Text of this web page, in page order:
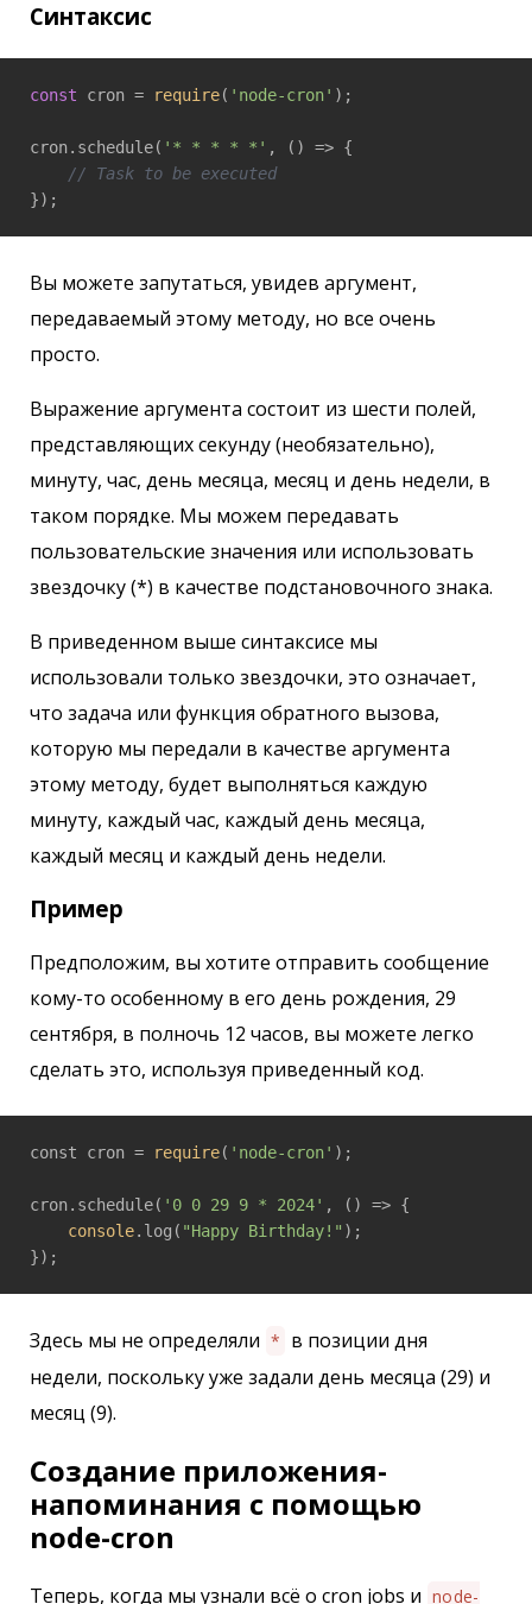
Синтаксис
const cron = require( 'node-cron' );
cron.schedule( '* * * * *' , () => {
// Task to be executed
});
Вы можете запутаться, увидев аргумент,
передаваемый этому методу, но все очень
просто.
Выражение аргумента состоит из шести полей,
представляющих секунду (необязательно),
минуту, час, день месяца, месяц и день недели, в
таком порядке. Мы можем передавать
пользовательские значения или использовать
звездочку (*) в качестве подстановочного знака.
В приведенном выше синтаксисе мы
использовали только звездочки, это означает,
что задача или функция обратного вызова,
которую мы передали в качестве аргумента
этому методу, будет выполняться каждую
минуту, каждый час, каждый день месяца,
каждый месяц и каждый день недели.
Пример
Предположим, вы хотите отправить сообщение
кому-то особенному в его день рождения, 29
сентября, в полночь 12 часов, вы можете легко
сделать это, используя приведенный код.
const cron = require( 'node-cron' );
cron.schedule( '0 0 29 9 * 2024' , () => {
console.log( "Happy Birthday!" );
});
Здесь мы не определяли * в позиции дня
недели, поскольку уже задали день месяца (29) и
месяц (9).
Создание приложения-
напоминания с помощью
node-cron
Теперь, когда мы узнали всё о cron jobs и node-